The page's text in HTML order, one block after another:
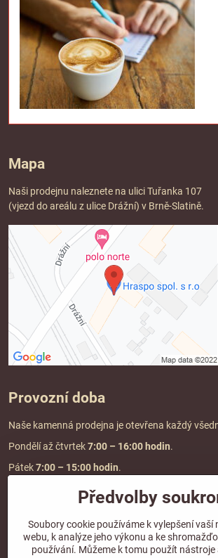
Mapa
Naši prodejnu naleznete na ulici Tuřanka 107
(vjezd do areálu z ulice Drážní) v Brně-Slatině.
Provozní doba
Naše kamenná prodejna je otevřena každý
Pondělí až čtvrtek7:00 – 16:00 hodin.
Pátek7:00 – 15:00 hodin.
Doprava a platba
DOPRAVA ZDARMA
Předvolby
Soubory cookie používáme k vylepšení
webu, k analýze jeho výkonu a ke
používání. Můžeme k tomu použít nástroje